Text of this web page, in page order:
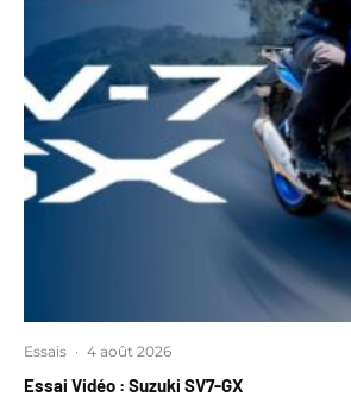
Essais · 4 août 2026
Essai Vidéo : Suzuki SV7-GX